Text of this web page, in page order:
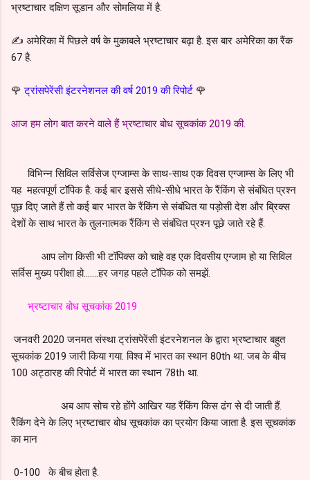
भ्रष्टाचार दक्षिण सूडान और सोमलिया में है.
✍️ अमेरिका में पिछले वर्ष के मुकाबले भ्रष्टाचार बढ़ा है. इस बार अमेरिका का रैंक
67 है.
🌹ट्रांसपेरेंसी इंटरनेशनल की वर्ष 2019 की रिपोर्ट 🌹
आज हम लोग बात करने वाले हैं भ्रष्टाचार बोध सूचकांक 2019 की.
विभिन्न सिविल सर्विसेज एग्जाम्स के साथ-साथ एक दिवस एग्जाम्स के लिए भी
यह महत्वपूर्ण टॉपिक है. कई बार इससे सीधे-सीधे भारत के रैंकिंग से संबंधित प्रश्न
पूछ दिए जाते हैं तो कई बार भारत के रैंकिंग से संबंधित या पड़ोसी देश और ब्रिक्स
देशों के साथ भारत के तुलनात्मक रैंकिंग से संबंधित प्रश्न पूछे जाते रहे हैं.
आप लोग किसी भी टॉपिक्स को चाहे वह एक दिवसीय एग्जाम हो या सिविल
सर्विस मुख्य परीक्षा हो.......हर जगह पहले टॉपिक को समझें.
भ्रष्टाचार बोध सूचकांक 2019
जनवरी 2020 जनमत संस्था ट्रांसपेरेंसी इंटरनेशनल के द्वारा भ्रष्टाचार बहुत
सूचकांक 2019 जारी किया गया. विश्व में भारत का स्थान 80th था. जब के बीच
100 अट्ठारह की रिपोर्ट में भारत का स्थान 78th था.
अब आप सोच रहे होंगे आखिर यह रैंकिंग किस ढंग से दी जाती हैं.
रैंकिंग देने के लिए भ्रष्टाचार बोध सूचकांक का प्रयोग किया जाता है. इस सूचकांक
का मान
0-100 के बीच होता है.